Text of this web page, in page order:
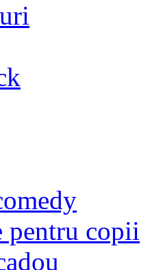
pentru copii